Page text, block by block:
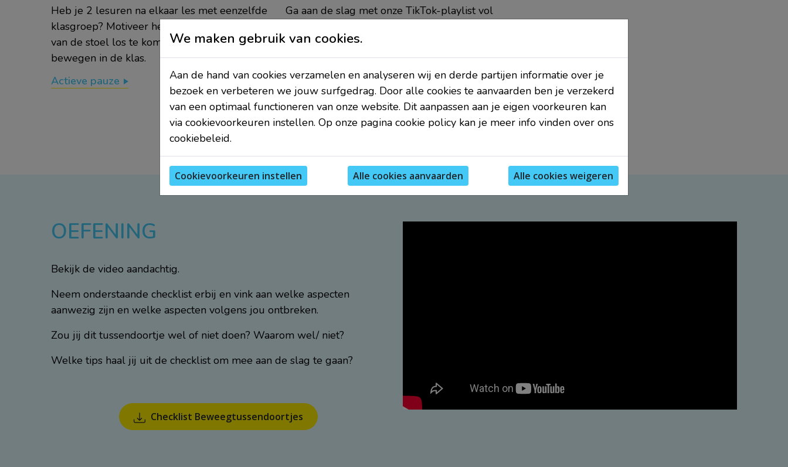
Heb je 2 lesuren na elkaar les met eenzelfde
klasgroep? Motiveer hen dan om allemaal
van de stoel los te komen en even te
bewegen in de klas.
Actieve pauze
Ga aan de slag met onze TikTok-playlist vol
OEFENING
Bekijk de video aandachtig.
Neem onderstaande checklist erbij en vink aan welke aspecten
aanwezig zijn en welke aspecten volgens jou ontbreken.
Zou jij dit tussendoortje wel of niet doen? Waarom wel/ niet?
Welke tips haal jij uit de checklist om mee aan de slag te gaan?
Checklist Beweegtussendoortjes
We maken gebruik van cookies.
Aan de hand van cookies verzamelen en analyseren wij en derde partijen informatie over je
bezoek en verbeteren we jouw surfgedrag. Door alle cookies te aanvaarden ben je verzekerd
van een optimaal functioneren van onze website. Dit aanpassen aan je eigen voorkeuren kan
via cookievoorkeuren instellen. Op onze pagina cookie policy kan je meer info vinden over ons
cookiebeleid.
Cookievoorkeuren instellen Alle cookies weigeren